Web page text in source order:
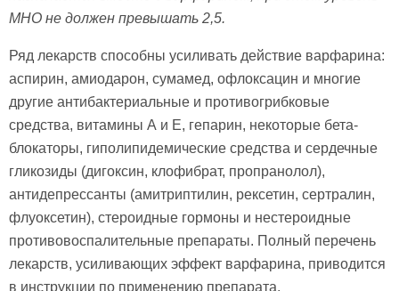
МНО не должен превышать 2,5.
Ряд лекарств способны усиливать действие варфарина:
аспирин, амиодарон, сумамед, офлоксацин и многие
другие антибактериальные и противогрибковые
средства, витамины А и Е, гепарин, некоторые бета-
блокаторы, гиполипидемические средства и сердечные
гликозиды (дигоксин, клофибрат, пропранолол),
антидепрессанты (амитриптилин, рексетин, сертралин,
флуоксетин), стероидные гормоны и нестероидные
противовоспалительные препараты. Полный перечень
лекарств, усиливающих эффект варфарина, приводится
в инструкции по применению препарата.